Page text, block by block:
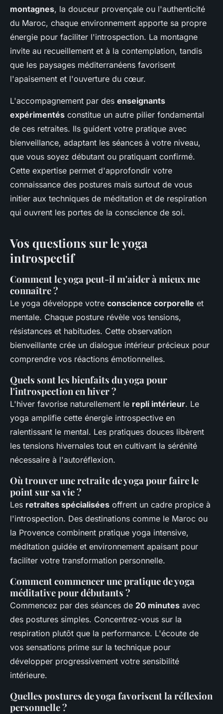
montagnes, la douceur provençale ou l'authenticité
du Maroc, chaque environnement apporte sa propre
énergie pour faciliter l'introspection. La montagne
invite au recueillement et à la contemplation, tandis
que les paysages méditerranéens favorisent
l'apaisement et l'ouverture du cœur.
L'accompagnement par des enseignants
expérimentés constitue un autre pilier fondamental
de ces retraites. Ils guident votre pratique avec
bienveillance, adaptant les séances à votre niveau,
que vous soyez débutant ou pratiquant confirmé.
Cette expertise permet d'approfondir votre
connaissance des postures mais surtout de vous
initier aux techniques de méditation et de respiration
qui ouvrent les portes de la conscience de soi.
Vos questions sur le yoga
introspectif
Comment le yoga peut-il m'aider à mieux me
connaître ?
Le yoga développe votre conscience corporelle et
mentale. Chaque posture révèle vos tensions,
résistances et habitudes. Cette observation
bienveillante crée un dialogue intérieur précieux pour
comprendre vos réactions émotionnelles.
Quels sont les bienfaits du yoga pour
l'introspection en hiver ?
L'hiver favorise naturellement le repli intérieur. Le
yoga amplifie cette énergie introspective en
ralentissant le mental. Les pratiques douces libèrent
les tensions hivernales tout en cultivant la sérénité
nécessaire à l'autoréflexion.
Où trouver une retraite de yoga pour faire le
point sur sa vie ?
Les retraites spécialisées offrent un cadre propice à
l'introspection. Des destinations comme le Maroc ou
la Provence combinent pratique yoga intensive,
méditation guidée et environnement apaisant pour
faciliter votre transformation personnelle.
Comment commencer une pratique de yoga
méditative pour débutants ?
Commencez par des séances de 20 minutes avec
des postures simples. Concentrez-vous sur la
respiration plutôt que la performance. L'écoute de
vos sensations prime sur la technique pour
développer progressivement votre sensibilité
intérieure.
Quelles postures de yoga favorisent la réflexion
personnelle ?